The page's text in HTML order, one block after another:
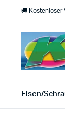
🚚 Kostenloser
Eisen/